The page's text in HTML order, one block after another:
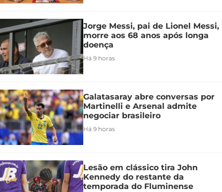
Jorge Messi, pai de Lionel Messi,
morre aos 68 anos após longa
doença
Há 9 horas
Galatasaray abre conversas por
Martinelli e Arsenal admite
negociar brasileiro
Há 9 horas
Lesão em clássico tira John
Kennedy do restante da
temporada do Fluminense